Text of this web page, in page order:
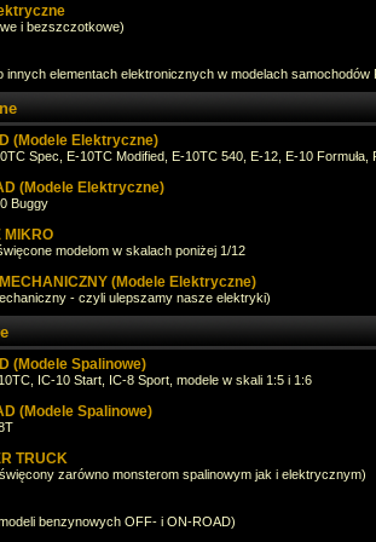
i bezszczotkowe)
innych elementach elektronicznych w modelach samochodów
(Modele Elektryczne)
Spec, E-10TC Modified, E-10TC 540, E-12, E-10 Formuła,
(Modele Elektryczne)
Buggy
MIKRO
modelom w skalach poniżej 1/12
(Modele Elektryczne)
- czyli ulepszamy nasze elektryki)
(Modele Spalinowe)
IC-10 Start, IC-8 Sport, modele w skali 1:5 i 1:6
(Modele Spalinowe)
TRUCK
zarówno monsterom spalinowym jak i elektrycznym)
benzynowych OFF- i ON-ROAD)